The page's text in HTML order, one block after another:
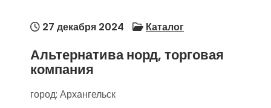
27 декабря 2024 Каталог
Альтернатива норд, торговая
компания
город: Архангельск